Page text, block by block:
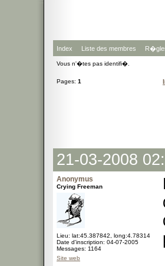
Index Liste des membres
Vous n'�tes pas identifi�.
Pages: 1
21-03-2008
Anonymus
Crying Freeman
Lieu: lat:45.387842, long:4.78314
Date d'inscription: 04-07-2005
Messages: 1164
Site web